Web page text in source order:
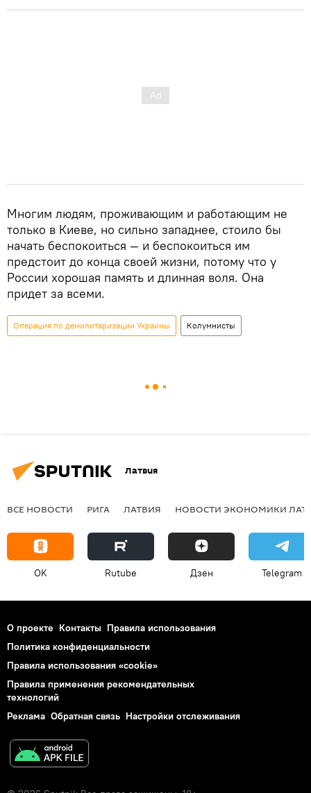
Многим людям, проживающим и работающим не
только в Киеве, но сильно западнее, стоило бы
начать беспокоиться — и беспокоиться им
предстоит до конца своей жизни, потому что у
России хорошая память и длинная воля. Она
придет за всеми.
Операция по демилитаризации Украины Колумнисты
Латвия
ВСЕ НОВОСТИ РИГА ЛАТВИЯ НОВОСТИ ЭКОНОМИКИ
OK Rutube Дзен Telegram
О проекте Контакты Правила использования
Политика конфиденциальности
Правила использования «cookie»
Правила применения рекомендательных
технологий
Реклама Обратная связь Настройки отслеживания